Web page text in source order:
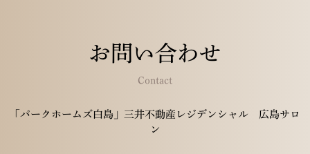
お問い合わせ
Contact
「パークホームズ白島」三井不動産レジデンシャル 広島サロ
ン